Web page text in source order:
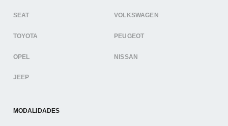
SEAT VOLKSWAGEN
TOYOTA PEUGEOT
OPEL NISSAN
JEEP
MODALIDADES